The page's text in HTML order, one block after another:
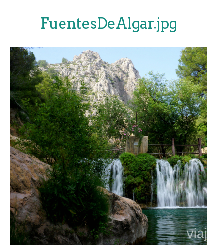
FuentesDeAlgar.jpg